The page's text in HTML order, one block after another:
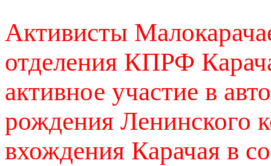
Активисты
отделения КПРФ
активное участие в
рождения Ленинского
вхождения Карачая в